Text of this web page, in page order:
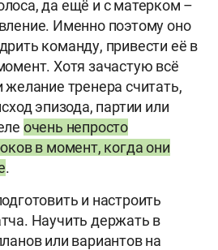
да ещё и с матерком –
Именно поэтому оно
команду, привести её в
Хотя зачастую всё
желание тренера считать,
эпизода, партии или
очень непросто
в момент, когда они
.
и настроить
Научить держать в
или вариантов на